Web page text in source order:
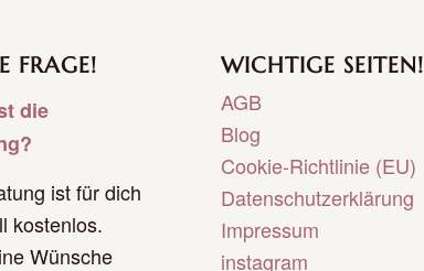
FRAGE!
die
ist für dich
kostenlos.
Wünsche
WICHTIGE SEITEN!
AGB
Blog
Cookie-Richtlinie (EU)
Datenschutzerklärung
Impressum
instagram